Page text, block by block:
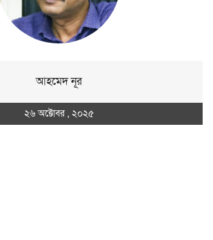
আহমেদ নূর
২৬ অক্টোবর , ২০২৫